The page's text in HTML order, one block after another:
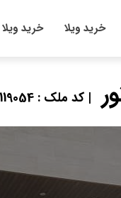
خرید ویلا خرید
| کد ملک : 119054